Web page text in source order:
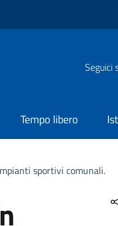
Seguici
Tempo libero
sportivi comunali.